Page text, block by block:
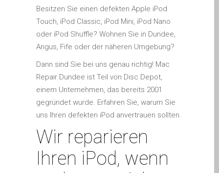
Apple iPhone SE Repair
Dundee
Apple iPod Repair Dundee
Apple Mac macOS & OS X
Repairs
Apple Mac Mini Repairs
and Upgrades in Dundee
Apple Mac Pro Repair
Dundee – Mac Pro Server
– Upgrades
other repairs and
Besitzen Sie einen defekten Apple iPod
Touch, iPod Classic, iPod Mini, iPod Nano
oder iPod Shuffle? Wohnen Sie in Dundee,
Angus, Fife oder der näheren Umgebung?
Dann sind Sie bei uns genau richtig! Mac
Repair Dundee ist Teil von Disc Depot,
einem Unternehmen, das bereits 2001
gegründet wurde. Erfahren Sie, warum Sie
uns Ihren defekten iPod anvertrauen sollten.
Wir reparieren
Ihren iPod, wenn